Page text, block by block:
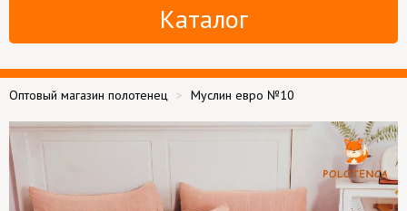
Каталог
Оптовый магазин полотенец Муслин евро №10